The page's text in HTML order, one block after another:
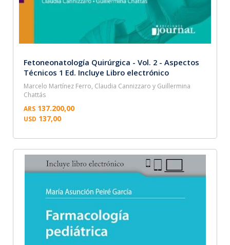
Fetoneonatología Quirúrgica - Vol. 2 - Aspectos
Técnicos 1 Ed. Incluye Libro electrónico
Marcelo Martínez Ferro, Claudia Cannizzaro y Guillermina
Chattás
ARS 137.200,00
USD 137,00